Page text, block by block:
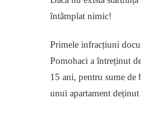
întâmplat nimic!
Primele infracțiuni
Pomohaci a întreținut
15 ani, pentru sume de
unui apartament